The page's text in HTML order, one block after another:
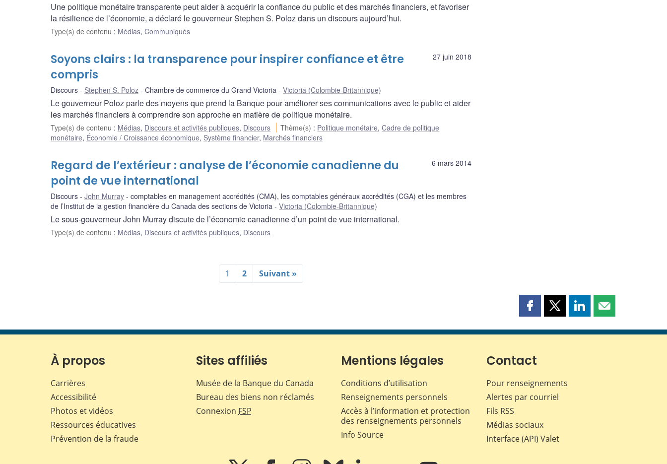
Une politique monétaire transparente peut aider à acquérir la confiance du public et des marchés financiers, et favoriser
la résilience de l’économie, a déclaré le gouverneur Stephen S. Poloz dans un discours aujourd’hui.
Type(s) de contenu : Médias, Communiqués
27 juin 2018
Soyons clairs : la transparence pour inspirer confiance et être
compris
Discours Stephen S. Poloz Chambre de commerce du Grand Victoria Victoria (Colombie-Britannique)
Le gouverneur Poloz parle des moyens que prend la Banque pour améliorer ses communications avec le public et aider
les marchés financiers à comprendre son approche en matière de politique monétaire.
Type(s) de contenu : Médias, Discours et activités publiques, Discours Thème(s) : Politique monétaire,Cadre de politique
monétaire, Économie / Croissance économique, Système financier, Marchés financiers
6 mars 2014
Regard de l’extérieur : analyse de l’économie canadienne du
point de vue international
Discours John Murray
comptables en management accrédités (CMA), les comptables généraux accrédités (CGA) et les membres
de l’Institut de la gestion financière du Canada des sections de Victoria
Victoria (Colombie-Britannique)
Le sous-gouverneur John Murray discute de l’économie canadienne d’un point de vue international.
Type(s) de contenu : Médias, Discours et activités publiques, Discours
1 2 Suivant »
Partager
page
Facebook
Partager
page
Partager
page
Partager
page
À propos
Carrières
Accessibilité
Photos et vidéos
Ressources éducatives
Prévention de la fraude
Sites affiliés
Musée de la Banque du Canada
Bureau des biens non réclamés
Connexion FSP
Mentions légales
Conditions d’utilisation
Renseignements personnels
Accès à l’information et protection
des renseignements personnels
Info Source
Contact
Pour renseignements
Alertes par courriel
Fils RSS
Médias sociaux
Interface (API) Valet